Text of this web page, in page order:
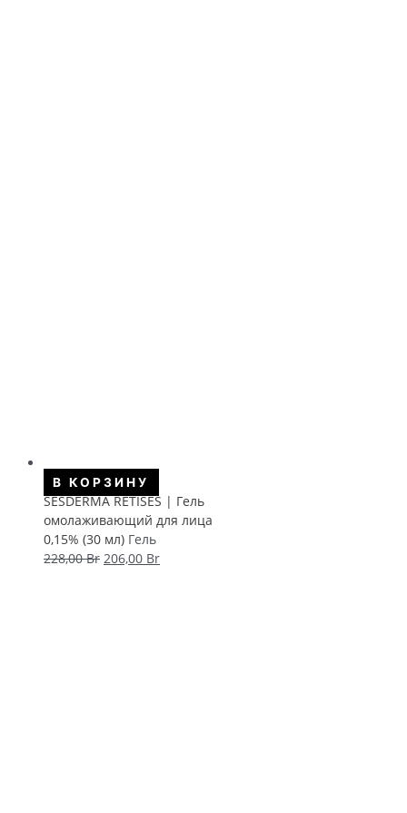
В КОРЗИНУ
SESDERMA RETISES | Гель
омолаживающий для лица
0,15% (30 мл) Гель
228,00Br Первоначальная
206,00 BrТекущая